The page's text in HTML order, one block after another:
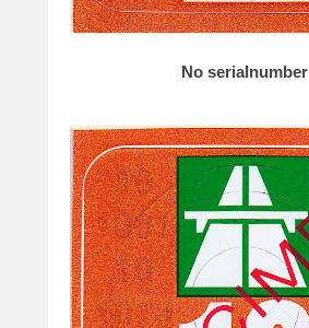
No serialnumber